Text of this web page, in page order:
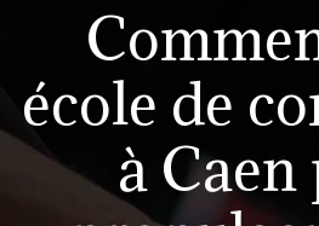
école de
à Caen